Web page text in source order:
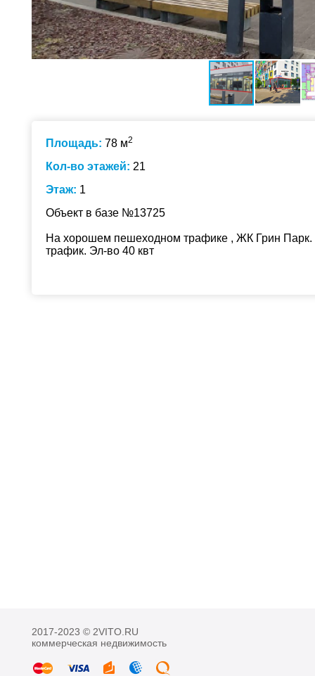
Площадь: 78 м2
Кол-во этажей: 21
Этаж: 1
Объект в базе №13725
На хорошем пешеходном трафике , ЖК Грин
трафик. Эл-во 40 квт
2017-2023 © 2VITO.RU
коммерческая недвижимость